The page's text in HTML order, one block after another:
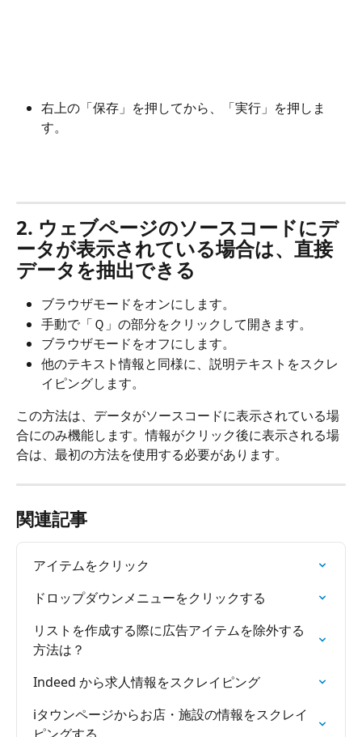
右上の「保存」を押してから、「実行」を押しま
す。
2. ウェブページのソースコードにデ
ータが表示されている場合は、直接
データを抽出できる
ブラウザモードをオンにします。
手動で「Ｑ」の部分をクリックして開きます。
ブラウザモードをオフにします。
他のテキスト情報と同様に、説明テキストをスクレ
イピングします。
この方法は、データがソースコードに表示されている場
合にのみ機能します。情報がクリック後に表示される場
合は、最初の方法を使用する必要があります。
関連記事
アイテムをクリック
ドロップダウンメニューをクリックする
リストを作成する際に広告アイテムを除外する
方法は？
Indeed から求人情報をスクレイピング
iタウンページからお店・施設の情報をスクレイ
ピングする